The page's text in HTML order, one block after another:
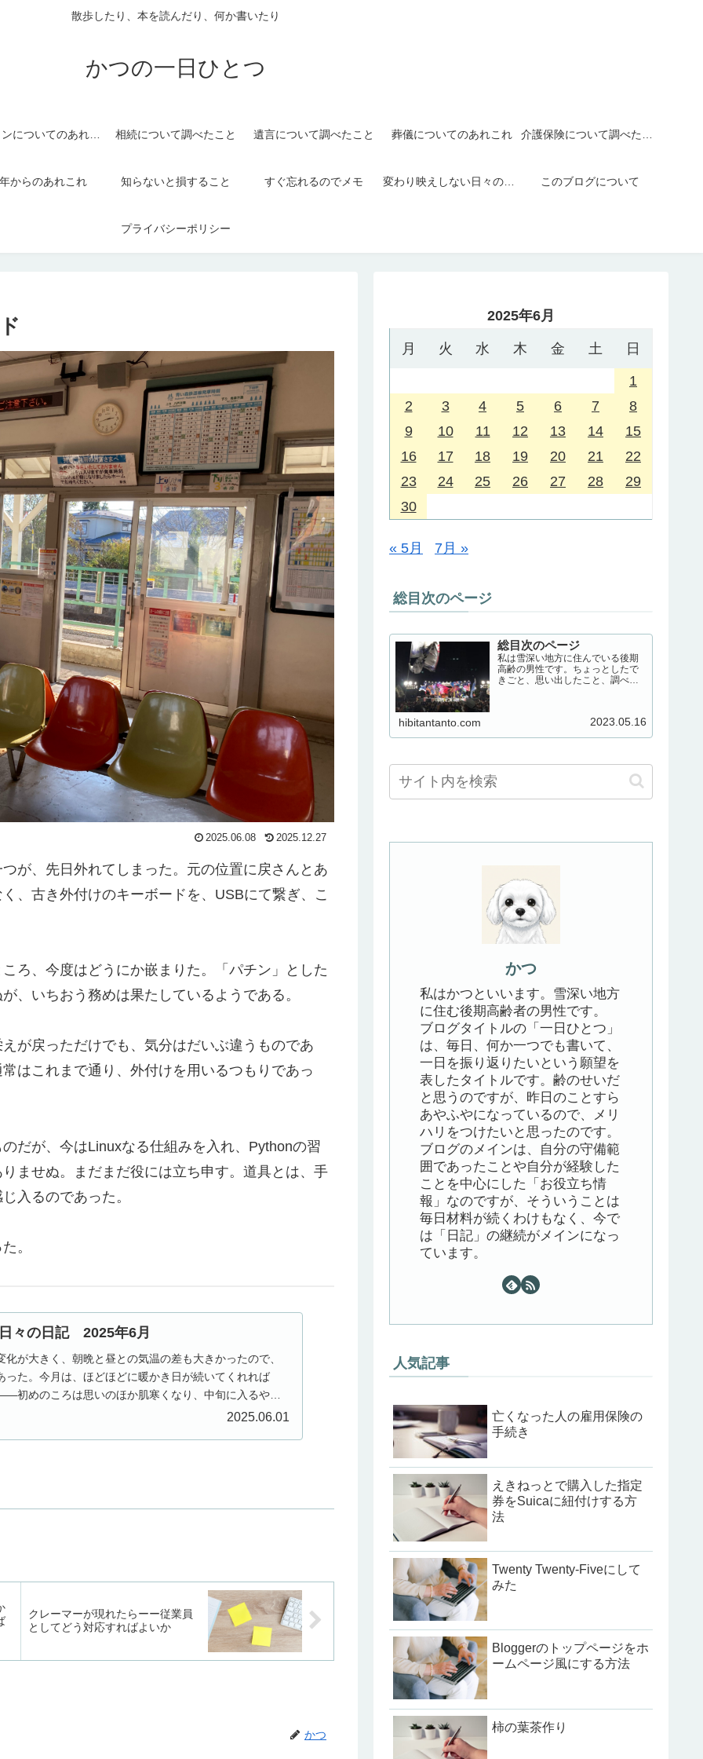
散歩したり、本を読んだり、何か書いたり
かつの一日ひとつ
パソコンについてのあれこれ 相続について調べたこと 遺言について調べたこと 葬儀についてのあれこれ 介護保険について調べたこと
からのあれこれ 知らないと損すること すぐ忘れるのでメモ 変わり映えしない日々の日記 このブログについて
プライバシーポリシー
2025.06.08 2025.12.27
が、先日外れてしまった。元の位置に戻さんとあ
、古き外付けのキーボードを、USBにて繋ぎ、こ
ろ、今度はどうにか嵌まりた。「パチン」とした
、いちおう務めは果たしているようである。
が戻っただけでも、気分はだいぶ違うものであ
はこれまで通り、外付けを用いるつもりであっ
だが、今はLinuxなる仕組みを入れ、Pythonの習
ませぬ。まだまだ役には立ち申す。道具とは、手
入るのであった。
。
々の日記 2025年6月
が大きく、朝晩と昼との気温の差も大きかったので、
った。今月は、ほどほどに暖かき日が続いてくれれば
初めのころは思いのほか肌寒くなり、中旬に入るやい
2025.06.01
クレーマーが現れたらーー従業員
としてどう対応すればよいか
かつ
2025年6月
月 火 水 木 金 土 日
1
2
3 4 5 6 7
8
9
10 11 12 13 14
15
16
17 18 19 20 21
22
23
24 25 26 27 28
29
30
« 5月 7月 »
総目次のページ
総目次のページ
私は雪深い地方に住んでいる後期
高齢の男性です。ちょっとしたで
きごと、思い出したこと、調べた
hibitantanto.com 2023.05.16
かつ
私はかつといいます。雪深い地方
に住む後期高齢者の男性です。
ブログタイトルの「一日ひとつ」
は、毎日、何か一つでも書いて、
一日を振り返りたいという願望を
表したタイトルです。齢のせいだ
と思うのですが、昨日のことすら
あやふやになっているので、メリ
ハリをつけたいと思ったのです。
ブログのメインは、自分の守備範
囲であったことや自分が経験した
ことを中心にした「お役立ち情
報」なのですが、そういうことは
毎日材料が続くわけもなく、今で
は「日記」の継続がメインになっ
ています。
人気記事
亡くなった人の雇用保険の
手続き
えきねっとで購入した指定
券をSuicaに紐付けする方
法
Twenty Twenty-Fiveにして
みた
Bloggerのトップページをホ
ームページ風にする方法
柿の葉茶作り